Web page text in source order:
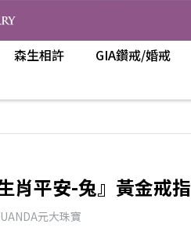
森生相許 GIA鑽戒/婚戒
肖平安-兔』黃金戒指
元大珠寶